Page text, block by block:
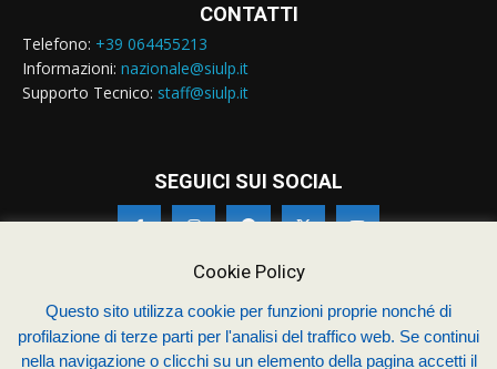
CONTATTI
Telefono: +39 064455213
Informazioni: nazionale@siulp.it
Supporto Tecnico: staff@siulp.it
SEGUICI SUI SOCIAL
© Siulp 2026 - C.F.97014000588 - Realizzato dastudio4s.com
Cookie Policy
Questo sito utilizza cookie per funzioni proprie nonché di
profilazione di terze parti per l'analisi del traffico web. Se continui
nella navigazione o clicchi su un elemento della pagina accetti il